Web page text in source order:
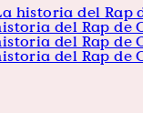
historia del Rap
del Rap de
del Rap de
del Rap de